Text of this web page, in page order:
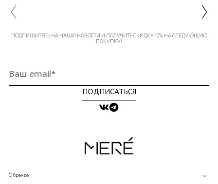
ПОДПИШИТЕСЬ НА НАШИ НОВОСТИ И ПОЛУЧИТЕ СКИДКУ 10% НА СЛЕДУЮЩУЮ
ПОКУПКУ!
ПОДПИСАТЬСЯ
О бренде